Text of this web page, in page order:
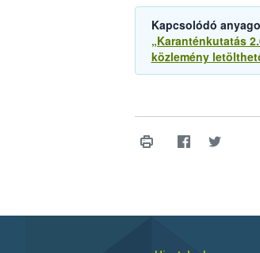
Kapcsolódó
„Karanténkutatás
közlemény